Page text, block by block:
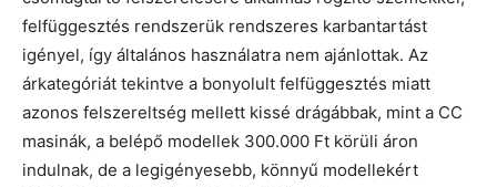
felfüggesztés rendszerük rendszeres karbantartást
igényel, így általános használatra nem ajánlottak. Az
árkategóriát tekintve a bonyolult felfüggesztés miatt
azonos felszereltség mellett kissé drágábbak, mint a CC
masinák, a belépő modellek 300.000 Ft körüli áron
indulnak, de a legigényesebb, könnyű modellekért